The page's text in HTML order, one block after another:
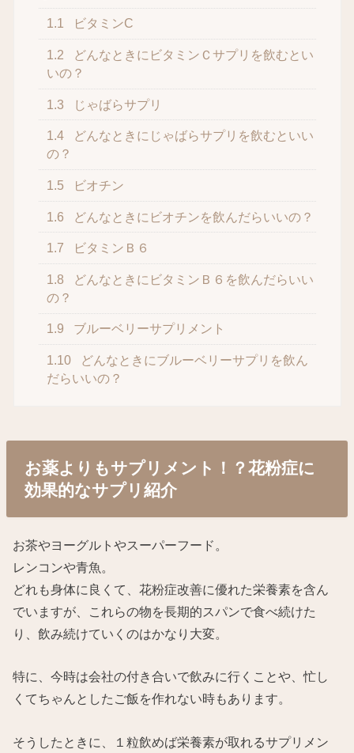
1.1 ビタミンC
1.2
どんなときにビタミンＣサプリを飲むとい
いの？
1.3 じゃばらサプリ
1.4
どんなときにじゃばらサプリを飲むといい
の？
1.5 ビオチン
1.6 どんなときにビオチンを飲んだらいいの？
1.7 ビタミンＢ６
1.8
どんなときにビタミンＢ６を飲んだらいい
の？
1.9 ブルーベリーサプリメント
1.10
どんなときにブルーベリーサプリを飲ん
だらいいの？
お薬よりもサプリメント！？花粉症に
効果的なサプリ紹介
お茶やヨーグルトやスーパーフード。
レンコンや青魚。
どれも身体に良くて、花粉症改善に優れた栄養素を含ん
でいますが、これらの物を長期的スパンで食べ続けた
り、飲み続けていくのはかなり大変。
特に、今時は会社の付き合いで飲みに行くことや、忙し
くてちゃんとしたご飯を作れない時もあります。
そうしたときに、１粒飲めば栄養素が取れるサプリメン